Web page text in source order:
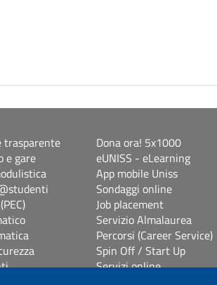
trasparente
e gare
Dona ora! 5x1000
eUNISS - eLearning
App mobile Uniss
Sondaggi online
Job placement
Servizio Almalaurea
Percorsi (Career Service)
Spin Off / Start Up
Servizi online